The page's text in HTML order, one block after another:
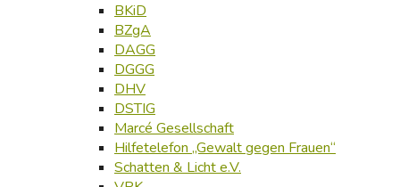
BKiD
BZgA
DAGG
DGGG
DHV
DSTIG
Marcé Gesellschaft
Hilfetelefon „Gewalt gegen Frauen“
Schatten & Licht e.V.